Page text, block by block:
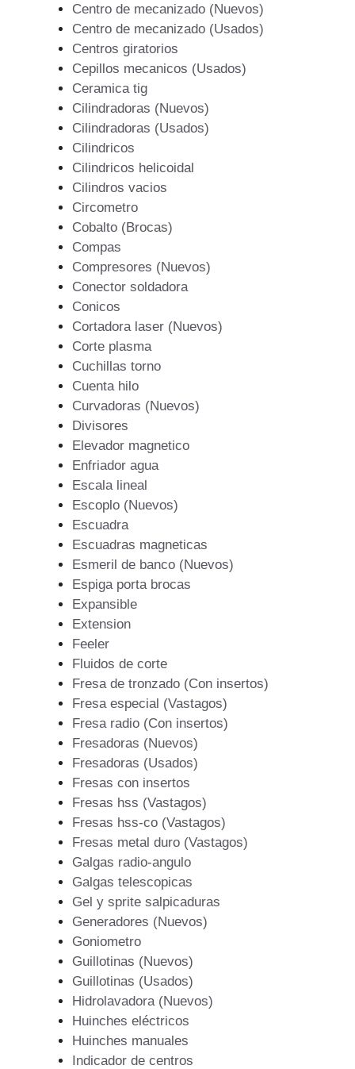
Centro de mecanizado (Nuevos)
Centro de mecanizado (Usados)
Centros giratorios
Cepillos mecanicos (Usados)
Ceramica tig
Cilindradoras (Nuevos)
Cilindradoras (Usados)
Cilindricos
Cilindricos helicoidal
Cilindros vacios
Circometro
Cobalto (Brocas)
Compas
Compresores (Nuevos)
Conector soldadora
Conicos
Cortadora laser (Nuevos)
Corte plasma
Cuchillas torno
Cuenta hilo
Curvadoras (Nuevos)
Divisores
Elevador magnetico
Enfriador agua
Escala lineal
Escoplo (Nuevos)
Escuadra
Escuadras magneticas
Esmeril de banco (Nuevos)
Espiga porta brocas
Expansible
Extension
Feeler
Fluidos de corte
Fresa de tronzado (Con insertos)
Fresa especial (Vastagos)
Fresa radio (Con insertos)
Fresadoras (Nuevos)
Fresadoras (Usados)
Fresas con insertos
Fresas hss (Vastagos)
Fresas hss-co (Vastagos)
Fresas metal duro (Vastagos)
Galgas radio-angulo
Galgas telescopicas
Gel y sprite salpicaduras
Generadores (Nuevos)
Goniometro
Guillotinas (Nuevos)
Guillotinas (Usados)
Hidrolavadora (Nuevos)
Huinches eléctricos
Huinches manuales
Indicador de centros